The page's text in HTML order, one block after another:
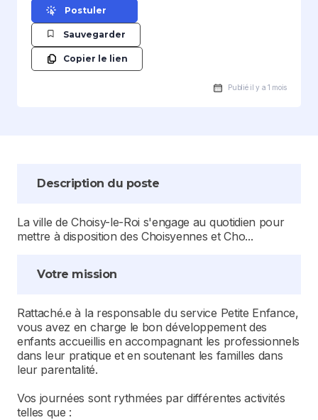
Postuler
Sauvegarder
Copier le lien
Publié il y a 1 mois
Description du poste
La ville de Choisy-le-Roi s'engage au quotidien pour
mettre à disposition des Choisyennes et Cho...
Votre mission
Rattaché.e à la responsable du service Petite Enfance,
vous avez en charge le bon développement des
enfants accueillis en accompagnant les professionnels
dans leur pratique et en soutenant les familles dans
leur parentalité.
Vos journées sont rythmées par différentes activités
telles que :